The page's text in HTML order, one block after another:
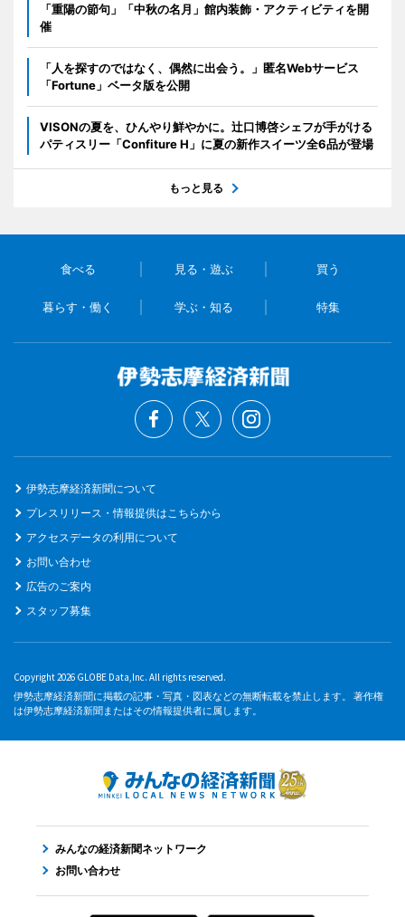
「重陽の節句」「中秋の名月」館内装飾・アクティビティを開
催
「人を探すのではなく、偶然に出会う。」匿名Webサービス
「Fortune」ベータ版を公開
VISONの夏を、ひんやり鮮やかに。辻口博啓シェフが手がける
パティスリー「Confiture H」に夏の新作スイーツ全6品が登場
もっと見る
食べる 見る・遊ぶ 買う
暮らす・働く 学ぶ・知る 特集
伊勢志摩経済新聞について
プレスリリース・情報提供はこちらから
アクセスデータの利用について
お問い合わせ
広告のご案内
スタッフ募集
Copyright 2026 GLOBE Data,Inc. All rights reserved.
伊勢志摩経済新聞に掲載の記事・写真・図表などの無断転載を禁止します。 著作権
は伊勢志摩経済新聞またはその情報提供者に属します。
みんなの経済新聞ネットワーク
お問い合わせ